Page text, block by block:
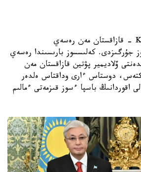
ماسكەۋ. KAZINFORM - قازاقستان مەن رەسەي
جۇرگىزدى. كەلىسسوز بارىسىندا رەسەي
ۆلاديمير پۋتين قازاقستان مەن
دوستاس ءارى وداقتاس ەلدەر
اقوردانىڭ باسپا ءسوز قىزمەتى ءمالىم